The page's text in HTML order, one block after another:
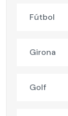
Fútbol
Girona
Golf